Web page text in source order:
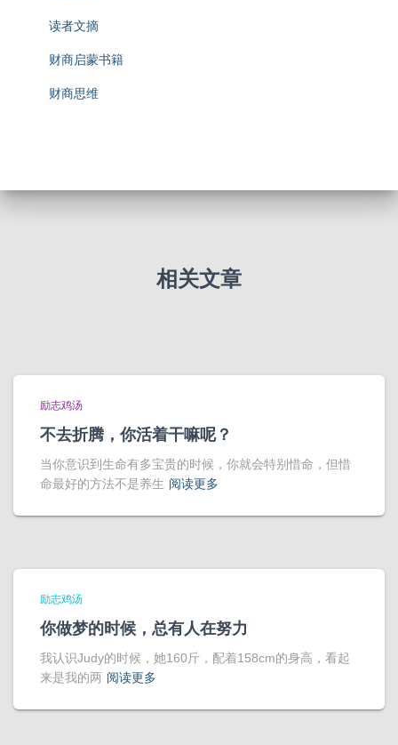
读者文摘
财商启蒙书籍
财商思维
相关文章
励志鸡汤
不去折腾，你活着干嘛呢？
当你意识到生命有多宝贵的时候，你就会特别惜命，但惜
命最好的方法不是养生 阅读更多
励志鸡汤
你做梦的时候，总有人在努力
我认识Judy的时候，她160斤，配着158cm的身高，看起
来是我的两 阅读更多